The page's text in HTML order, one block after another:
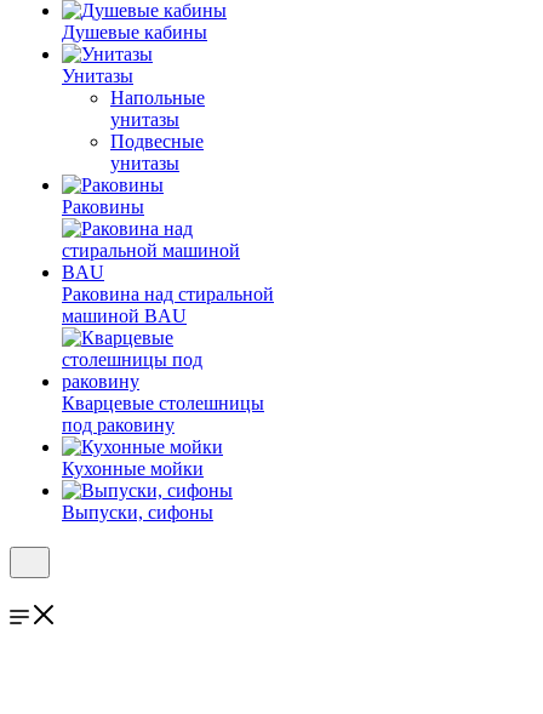
Душевые кабины
Унитазы
Напольные
унитазы
Подвесные
унитазы
Раковины
Раковина над стиральной
машиной BAU
Кварцевые столешницы
под раковину
Кухонные мойки
Выпуски, сифоны